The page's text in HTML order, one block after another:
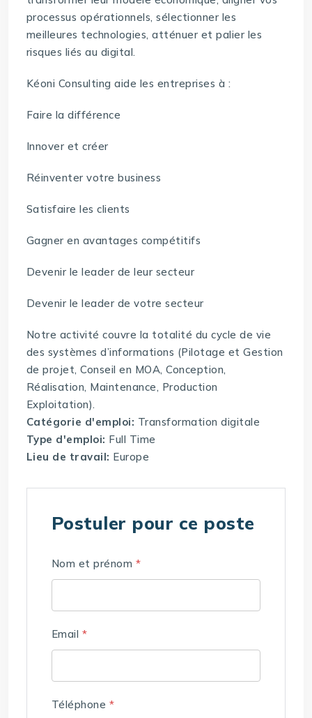
processus opérationnels, sélectionner les
meilleures technologies, atténuer et palier les
risques liés au digital.
Kéoni Consulting aide les entreprises à :
Faire la différence
Innover et créer
Réinventer votre business
Satisfaire les clients
Gagner en avantages compétitifs
Devenir le leader de leur secteur
Devenir le leader de votre secteur
Notre activité couvre la totalité du cycle de vie
des systèmes d’informations (Pilotage et Gestion
de projet, Conseil en MOA, Conception,
Réalisation, Maintenance, Production
Exploitation).
Catégorie d'emploi: Transformation digitale
Type d'emploi: Full Time
Lieu de travail: Europe
Postuler pour ce poste
Nom et prénom *
Email *
Téléphone *